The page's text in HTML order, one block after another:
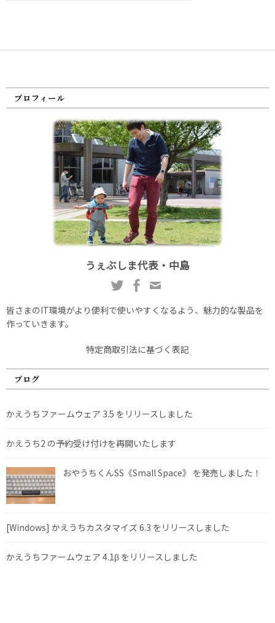
プロフィール
うぇぶしま代表・中島
皆さまのIT環境がより便利で使いやすくなるよう、魅力的な製品を
作っていきます。
特定商取引法に基づく表記
ブログ
かえうちファームウェア 3.5 をリリースしました
かえうち2 の予約受け付けを再開いたします
おやうちくんSS《Small Space》 を発売しました！
[Windows] かえうちカスタマイズ 6.3 をリリースしました
かえうちファームウェア 4.1β をリリースしました